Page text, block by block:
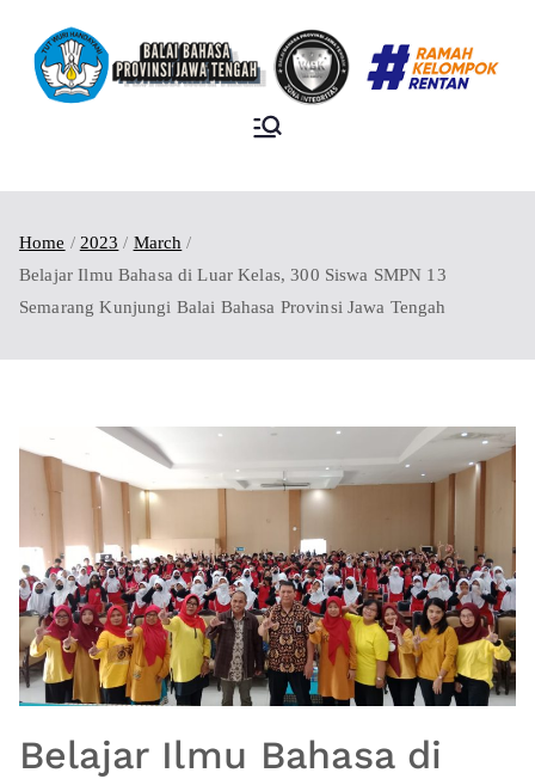
TENGAH
Home 2023
March
Belajar Ilmu Bahasa di Luar Kelas, 300 Siswa SMPN 13
Semarang Kunjungi Balai Bahasa Provinsi Jawa Tengah
Belajar Ilmu Bahasa di